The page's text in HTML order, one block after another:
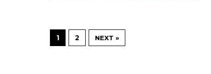
1 2 NEXT »